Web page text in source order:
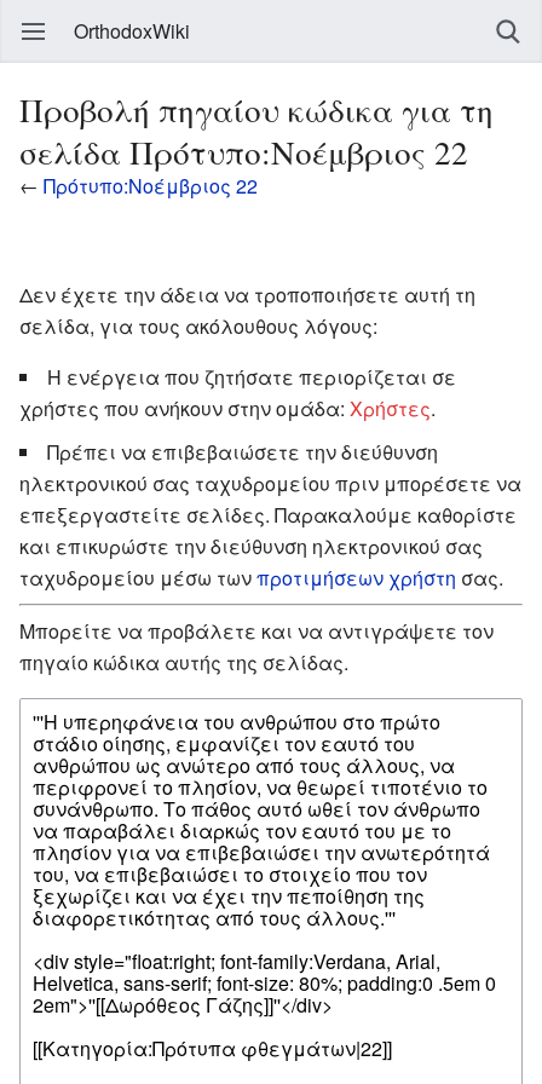
OrthodoxWiki
Προβολή πηγαίου κώδικα για τη
σελίδα Πρότυπο:Νοέμβριος 22
← Πρότυπο:Νοέμβριος 22
Δεν έχετε την άδεια να τροποποιήσετε αυτή τη
σελίδα, για τους ακόλουθους λόγους:
Η ενέργεια που ζητήσατε περιορίζεται σε
χρήστες που ανήκουν στην ομάδα: Χρήστες.
Πρέπει να επιβεβαιώσετε την διεύθυνση
ηλεκτρονικού σας ταχυδρομείου πριν μπορέσετε να
επεξεργαστείτε σελίδες. Παρακαλούμε καθορίστε
και επικυρώστε την διεύθυνση ηλεκτρονικού σας
ταχυδρομείου μέσω τωνπροτιμήσεων χρήστη σας.
Μπορείτε να προβάλετε και να αντιγράψετε τον
πηγαίο κώδικα αυτής της σελίδας.